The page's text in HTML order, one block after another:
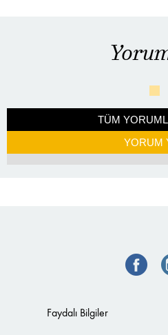
TÜM
YORUM
Faydalı Bilgiler